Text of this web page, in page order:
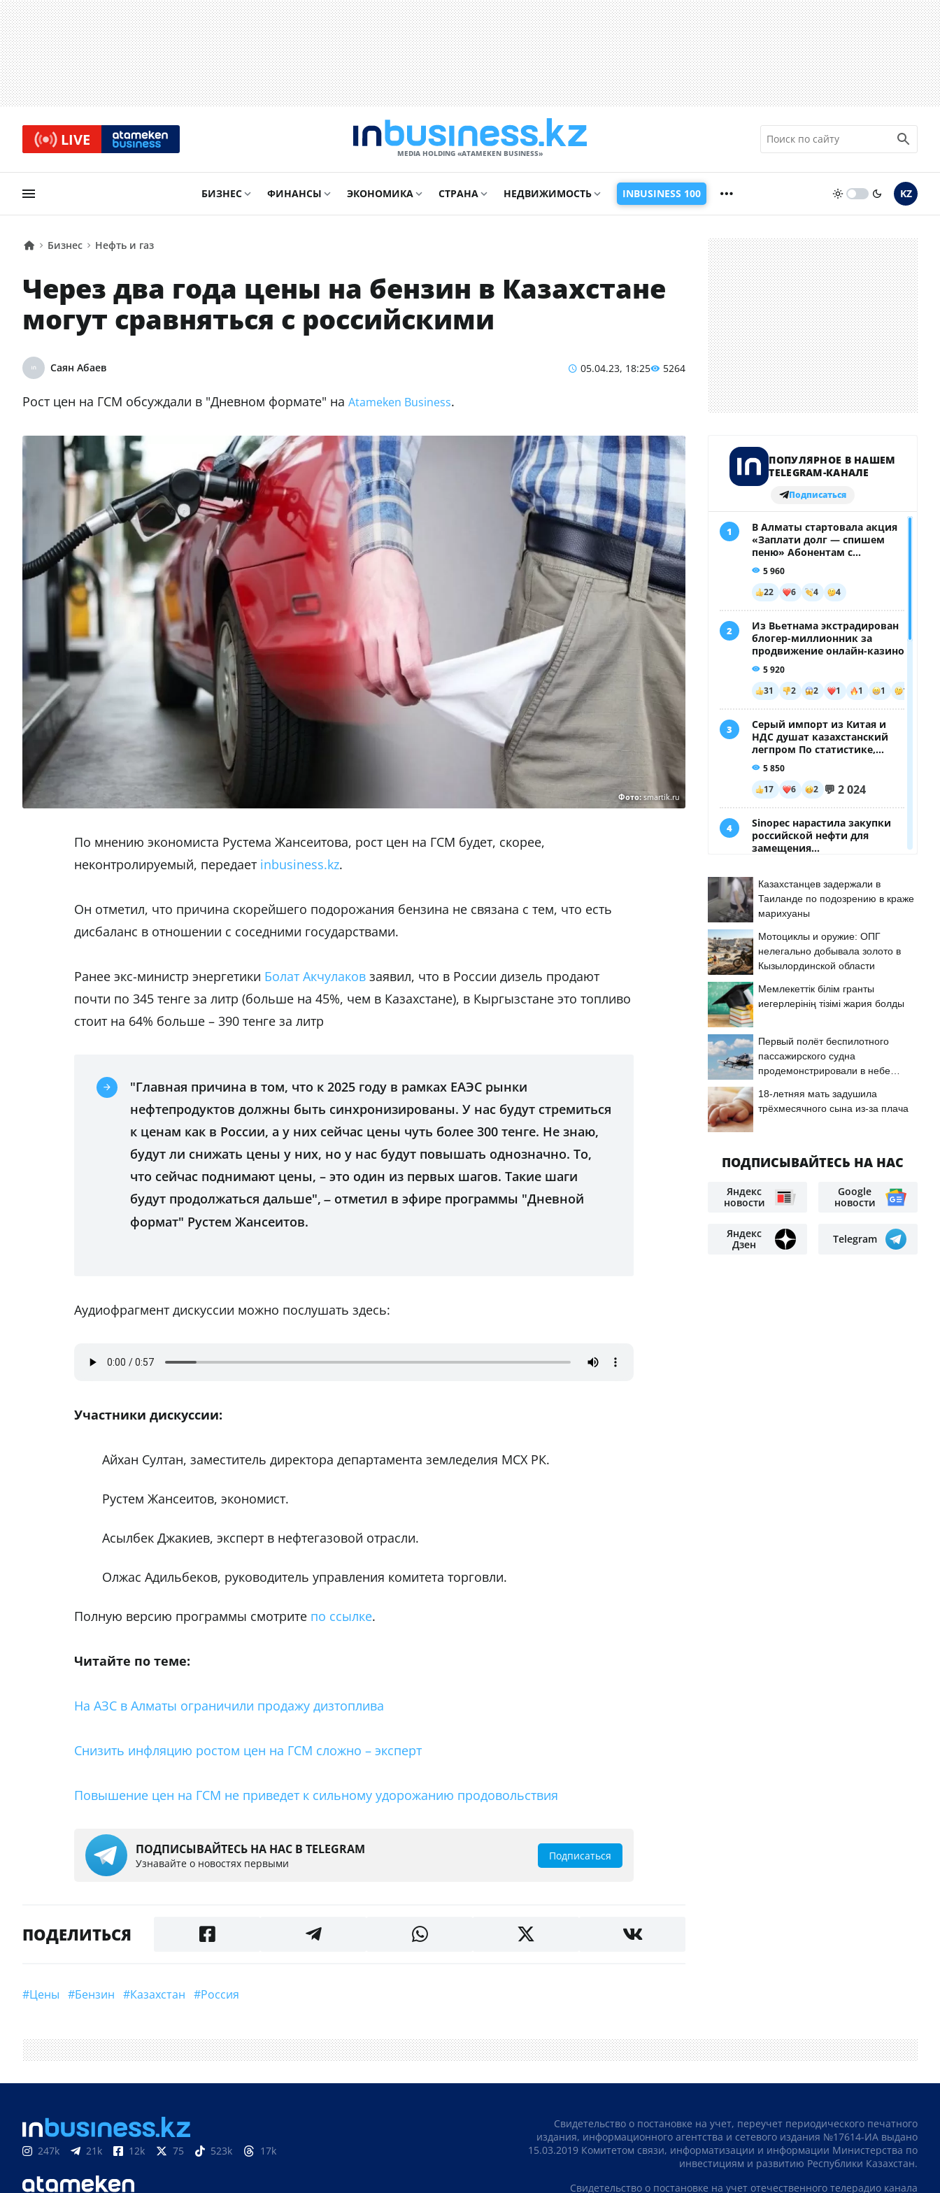
LIVE
MEDIA HOLDING «ATAMEKЕN BUSINESS»
БИЗНЕС ФИНАНСЫ ЭКОНОМИКА СТРАНА НЕДВИЖИМОСТЬ INBUSINESS 100 KZ
Бизнес Нефть и газ
Через два года цены на бензин в Казахстане
могут сравняться с российскими
Саян Абаев 05.04.23, 18:25 5264
Рост цен на ГСМ обсуждали в "Дневном формате" на Atameken Business.
Фото:smartik.ru
По мнению экономиста Рустема Жансеитова, рост цен на ГСМ будет, скорее,
неконтролируемый, передает inbusiness.kz.
Он отметил, что причина скорейшего подорожания бензина не связана с тем, что есть
дисбаланс в отношении с соседними государствами.
Ранее экс-министр энергетики Болат Акчулаков заявил, что в России дизель продают
почти по 345 тенге за литр (больше на 45%, чем в Казахстане), в Кыргызстане это топливо
стоит на 64% больше – 390 тенге за литр
"Главная причина в том, что к 2025 году в рамках ЕАЭС рынки
нефтепродуктов должны быть синхронизированы. У нас будут стремиться
к ценам как в России, а у них сейчас цены чуть более 300 тенге. Не знаю,
будут ли снижать цены у них, но у нас будут повышать однозначно. То,
что сейчас поднимают цены, – это один из первых шагов. Такие шаги
будут продолжаться дальше",– отметил в эфире программы "Дневной
формат" Рустем Жансеитов.
Аудиофрагмент дискуссии можно послушать здесь:
Участники дискуссии:
Айхан Султан, заместитель директора департамента земледелия МСХ РК.
Рустем Жансеитов, экономист.
Асылбек Джакиев, эксперт в нефтегазовой отрасли.
Олжас Адильбеков, руководитель управления комитета торговли.
Полную версию программы смотрите по ссылке.
Читайте по теме:
На АЗС в Алматы ограничили продажу дизтоплива
Снизить инфляцию ростом цен на ГСМ сложно – эксперт
Повышение цен на ГСМ не приведет к сильному удорожанию продовольствия
ПОДПИСЫВАЙТЕСЬ НА НАС В TELEGRAM
Узнавайте о новостях первыми
Подписаться
ПОДЕЛИТЬСЯ
#цены #Бензин #Казахстан #Россия
Казахстанцев задержали в
Таиланде по подозрению в краже
марихуаны
Мотоциклы и оружие: ОПГ
нелегально добывала золото в
Кызылординской области
Мемлекеттік білім гранты
иегерлерінің тізімі жария болды
Первый полёт беспилотного
пассажирского судна
продемонстрировали в небе
18-летняя мать задушила
трёхмесячного сына из-за плача
ПОДПИСЫВАЙТЕСЬ НА НАС
Яндекс
новости
Google
новости
Яндекс
Дзен
Telegram
247k 21k 12k 75 523k 17k
Свидетельство о постановке на учет, переучет периодического печатного
издания, информационного агентства и сетевого издания №17614-ИА выдано
15.03.2019 Комитетом связи, информатизации и информации Министерства по
инвестициям и развитию Республики Казахстан.
Свидетельство о постановке на учет отечественного телерадио канала